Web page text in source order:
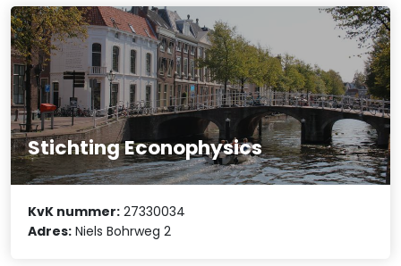
Stichting Econophysics
KvK nummer: 27330034
Adres: Niels Bohrweg 2